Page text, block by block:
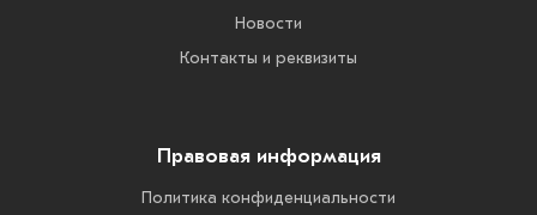
Новости
Контакты и реквизиты
Правовая информация
Политика конфиденциальности